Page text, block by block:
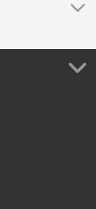
bateau